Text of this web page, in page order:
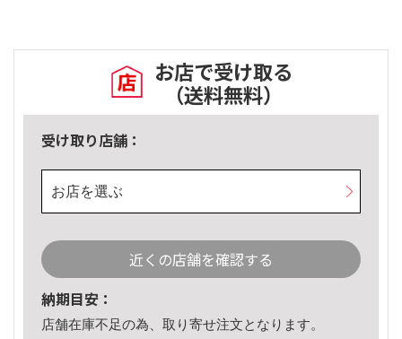
お店で受け取る
（送料無料）
受け取り店舗：
お店を選ぶ
近くの店舗を確認する
納期目安：
店舗在庫不足の為、取り寄せ注文となります。